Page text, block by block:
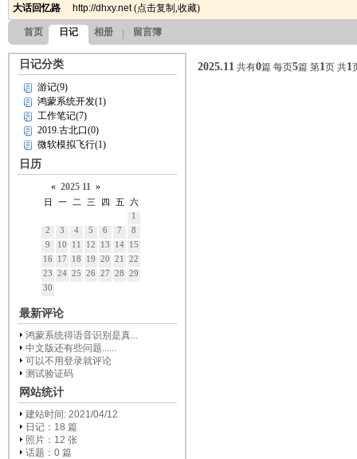
大话回忆路 http://dhxy.net(点击复制 ,收藏)
首页 日记 相册 留言簿
日记分类
游记(9)
鸿蒙系统开发(1)
工作笔记(7)
2019.古北口(0)
微软模拟飞行(1)
日历
« 2025 11 »
日 一 二 三 四 五
六
1
2
3 4 5 6 7
8
9
10 11 12 13 14
15
16
17 18 19 20 21
22
23
24 25 26 27 28
29
30
最新评论
鸿蒙系统得语音识别是真...
中文版还有些问题......
可以不用登录就评论
测试验证码
网站统计
建站时间: 2021/04/12
日记：18 篇
照片：12 张
话题：0 篇
2025.11 共有0篇 每页5篇 第1页 共1